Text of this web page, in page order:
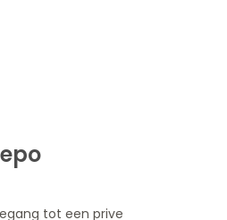
tot een prive